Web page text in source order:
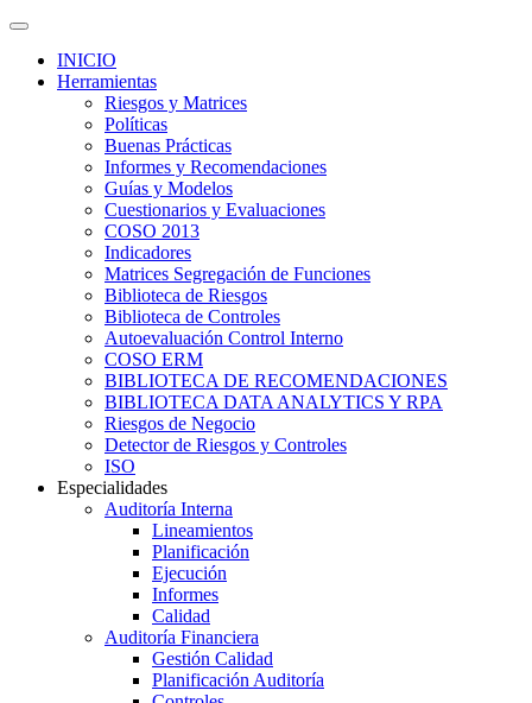
INICIO
Herramientas
Riesgos y Matrices
Políticas
Buenas Prácticas
Informes y Recomendaciones
Guías y Modelos
Cuestionarios y Evaluaciones
COSO 2013
Indicadores
Matrices Segregación de Funciones
Biblioteca de Riesgos
Biblioteca de Controles
Autoevaluación Control Interno
COSO ERM
BIBLIOTECA DE RECOMENDACIONES
BIBLIOTECA DATA ANALYTICS Y RPA
Riesgos de Negocio
Detector de Riesgos y Controles
ISO
Especialidades
Auditoría Interna
Lineamientos
Planificación
Ejecución
Informes
Calidad
Auditoría Financiera
Gestión Calidad
Planificación Auditoría